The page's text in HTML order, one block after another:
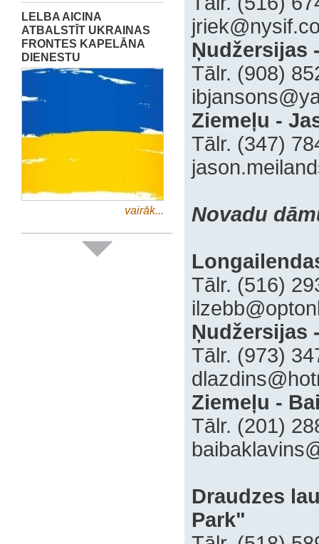
LELBA AICINA
ATBALSTĪT UKRAINAS
FRONTES KAPELĀNA
DIENESTU
vairāk...
Ņudžersijas
‍Tālr. (908)
Ziemeļu -
‍Tālr. (347)
Novadu
‍Tālr. (516)
Ņudžersijas
‍Tālr. (973)
Ziemeļu -
‍Tālr. (201)
‍Draudzes
Park"